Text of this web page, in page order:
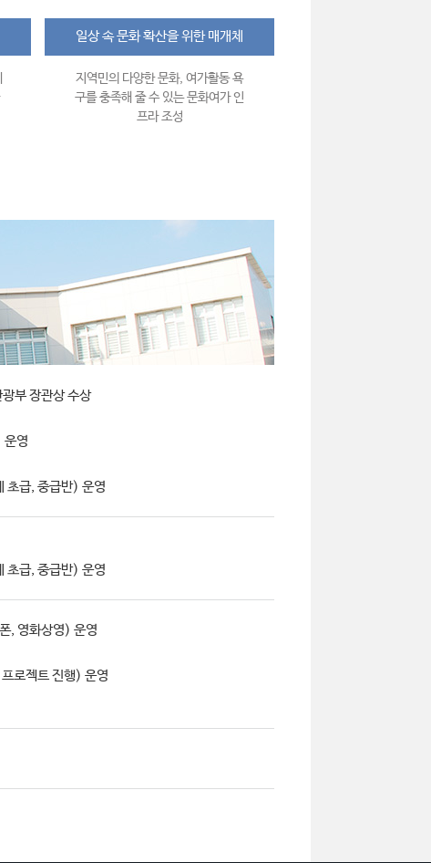
일상 속 문화 확산을 위한 매개체
지역민의 다양한 문화, 여가활동 욕
구를 충족해 줄 수 있는 문화여가 인
프라 조성
부 장관상 수상
운영
초급, 중급반) 운영
초급, 중급반) 운영
, 영화상영) 운영
로젝트 진행) 운영